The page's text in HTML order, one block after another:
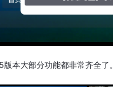
本大部分功能都非常齐全了。